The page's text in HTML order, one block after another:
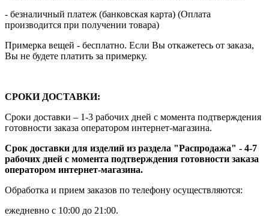
- безналичный платеж (банковская карта) (Оплата
производится при получении товара)
Примерка вещей - бесплатно. Если Вы откажетесь от заказа,
Вы не будете платить за примерку.
СРОКИ ДОСТАВКИ:
Сроки доставки – 1-3 рабочих дней с момента подтверждения
готовности заказа оператором интернет-магазина.
Срок доставки для изделий из раздела "Распродажа" - 4-7
рабочих дней с момента подтверждения готовности заказа
оператором интернет-магазина.
Обработка и прием заказов по телефону осуществляются:
ежедневно с 10:00 до 21:00.